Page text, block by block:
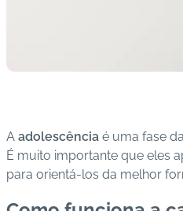
A adolescência é uma fase
É muito importante que eles
para orientá-los da melhor